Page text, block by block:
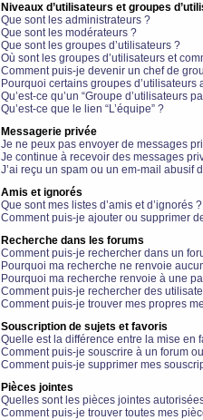
Niveaux d’utilisateurs et groupes
Que sont les administrateurs ?
Que sont les modérateurs ?
Que sont les groupes d’utilisateurs ?
Où sont les groupes d’utilisateurs et
Comment puis-je devenir un chef de
Pourquoi certains groupes
Qu’est-ce qu’un “Groupe d’utilisateurs
Qu’est-ce que le lien “L’équipe” ?
Messagerie privée
Je ne peux pas envoyer de messages
Je continue à recevoir des messages
J’ai reçu un spam ou un em-mail abusif
Amis et ignorés
Que sont mes listes d’amis et d’ignorés ?
Comment puis-je ajouter ou supprimer
Recherche dans les forums
Comment puis-je rechercher dans un
Pourquoi ma recherche ne renvoie
Pourquoi ma recherche renvoie à une
Comment puis-je rechercher des
Comment puis-je trouver mes propres
Souscription de sujets et favoris
Quelle est la différence entre la mise en
Comment puis-je souscrire à un forum
Comment puis-je supprimer mes
Pièces jointes
Quelles sont les pièces jointes
Comment puis-je trouver toutes mes